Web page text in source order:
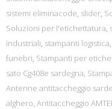
sistemi eliminacode, slider,
Soluzioni per l'etichettatura,
industriali, stampanti logistica,
funebri, Stampanti per
sato Cg408e sardegna,
Antenne antitaccheggio
alghero, Antitaccheggio